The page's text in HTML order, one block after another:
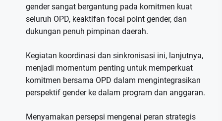
gender sangat bergantung pada komitmen kuat
seluruh OPD, keaktifan focal point gender, dan
dukungan penuh pimpinan daerah.
Kegiatan koordinasi dan sinkronisasi ini, lanjutnya,
menjadi momentum penting untuk memperkuat
komitmen bersama OPD dalam mengintegrasikan
perspektif gender ke dalam program dan anggaran.
Menyamakan persepsi mengenai peran strategis